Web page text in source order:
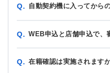
Q. 自動契約機に入ってから
Q. WEB申込と店舗申込で、
Q. 在籍確認は実施されます